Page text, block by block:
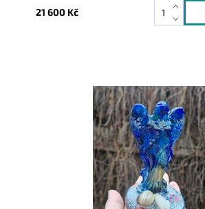
21 600 Kč
Skladem
10416